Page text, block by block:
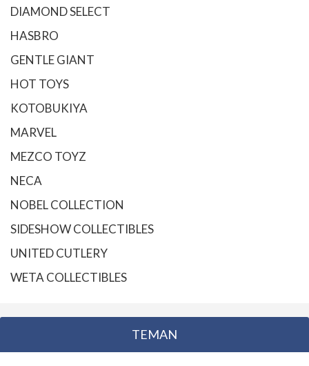
DIAMOND SELECT
HASBRO
GENTLE GIANT
HOT TOYS
KOTOBUKIYA
MARVEL
MEZCO TOYZ
NECA
NOBEL COLLECTION
SIDESHOW COLLECTIBLES
UNITED CUTLERY
WETA COLLECTIBLES
TEMAN